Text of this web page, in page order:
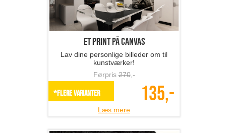
Et print på canvas
Lav dine personlige billeder om til
kunstværker!
Førpris270,-
*Flere varianter 135,-
Læs mere